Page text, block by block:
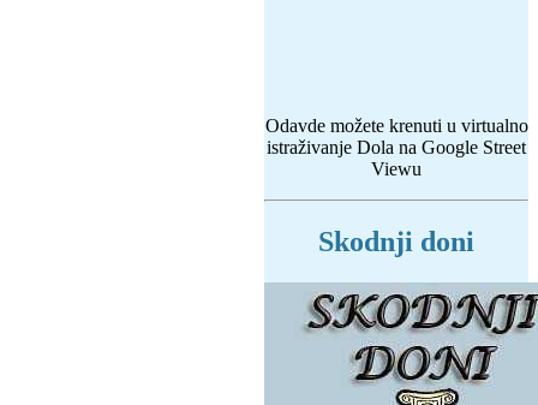
Odavde možete krenuti u virtualno
istraživanje Dola na Google Street
Viewu
Skodnji doni